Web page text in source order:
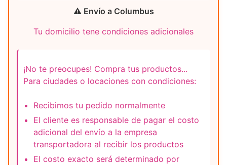
⚠️ Envío a Columbus
Tu domicilio tene condiciones adicionales
¡No te preocupes! Compra tus productos...
Para ciudades o locaciones con condiciones:
Recibimos tu pedido normalmente
El cliente es responsable de pagar el costo
adicional del envío a la empresa
transportadora al recibir los productos
El costo exacto será determinado por